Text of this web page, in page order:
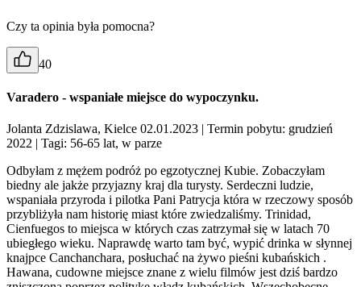
Czy ta opinia była pomocna?
40
Varadero - wspaniałe miejsce do wypoczynku.
Jolanta Zdzislawa, Kielce 02.01.2023 | Termin pobytu: grudzień
2022 | Tagi: 56-65 lat, w parze
Odbyłam z mężem podróż po egzotycznej Kubie. Zobaczyłam
biedny ale jakże przyjazny kraj dla turysty. Serdeczni ludzie,
wspaniała przyroda i pilotka Pani Patrycja która w rzeczowy sposób
przybliżyła nam historię miast które zwiedzaliśmy. Trinidad,
Cienfuegos to miejsca w których czas zatrzymał się w latach 70
ubiegłego wieku. Naprawdę warto tam być, wypić drinka w słynnej
knajpce Canchanchara, posłuchać na żywo pieśni kubańskich .
Hawana, cudowne miejsce znane z wielu filmów jest dziś bardzo